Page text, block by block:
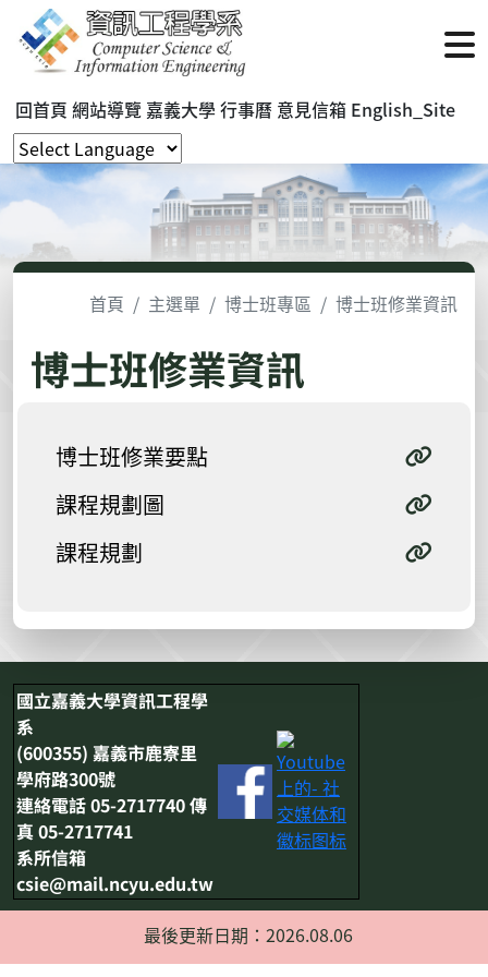
回首頁 網站導覽 嘉義大學行事曆 意見信箱 English_Site
首頁 主選單 博士班專區 博士班修業資訊
博士班修業資訊
博士班修業要點
課程規劃圖
課程規劃
國立嘉義大學資訊工程學
系
(600355) 嘉義市鹿寮里
學府路300號
連絡電話 05-2717740 傳
真 05-2717741
系所信箱
csie@mail.ncyu.edu.tw
最後更新日期：2026.08.06